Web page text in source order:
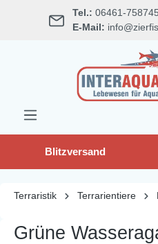
springen Tel.: 06461-
E-Mail:
Blitzversand
Terraristik Terrarientiere
Grüne